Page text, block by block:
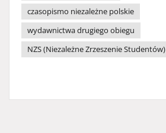
czasopismo niezależne polskie
wydawnictwa drugiego obiegu
NZS (Niezależne Zrzeszenie Studentów)